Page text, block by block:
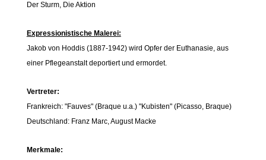
Der Sturm, Die Aktion
Expressionistische Malerei:
Jakob von Hoddis (1887-1942) wird Opfer der Euthanasie, aus
einer Pflegeanstalt deportiert und ermordet.
Vertreter:
Frankreich: "Fauves" (Braque u.a.) "Kubisten" (Picasso, Braque)
Deutschland: Franz Marc, August Macke
Merkmale: